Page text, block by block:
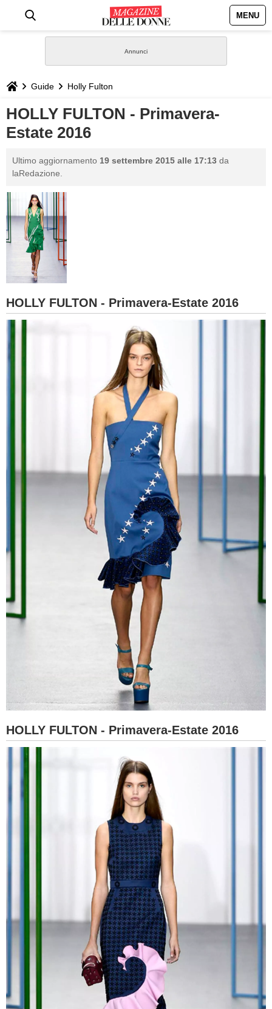
MENU
STILE
BIOGRAFIE
DEFINIZIONI
GASTRONOMIA
CAPELLI
SESSO
Guide Holly Fulton
HOLLY FULTON - Primavera-
Estate 2016
Ultimo aggiornamento 19 settembre 2015 alle 17:13 da
laRedazione.
HOLLY FULTON - Primavera-Estate 2016
HOLLY FULTON - Primavera-Estate 2016